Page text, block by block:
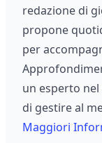
redazione di
propone
per
un esperto
di gestire al
Maggiori